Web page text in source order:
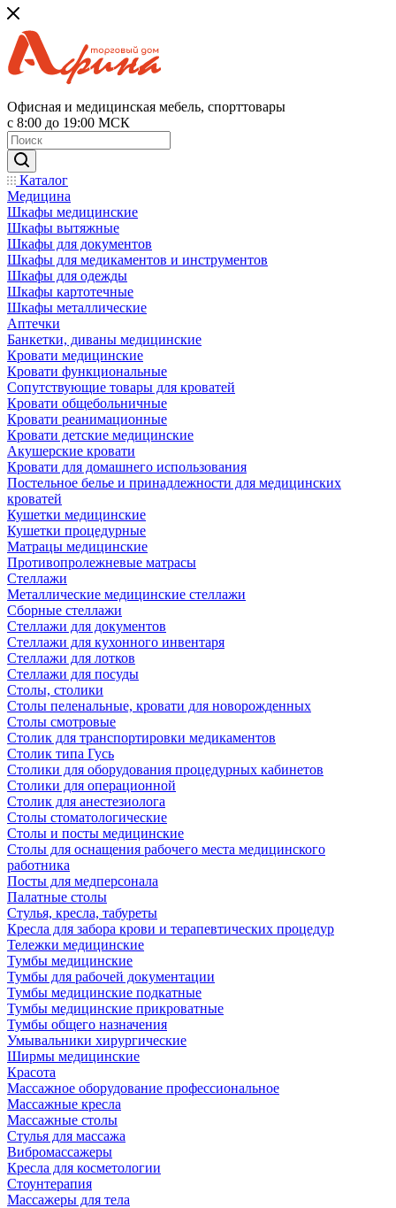
Офисная и медицинская мебель, спорттовары
с 8:00 до 19:00 МСК
Каталог
Медицина
Шкафы медицинские
Шкафы вытяжные
Шкафы для документов
Шкафы для медикаментов и инструментов
Шкафы для одежды
Шкафы картотечные
Шкафы металлические
Аптечки
Банкетки, диваны медицинские
Кровати медицинские
Кровати функциональные
Сопутствующие товары для кроватей
Кровати общебольничные
Кровати реанимационные
Кровати детские медицинские
Акушерские кровати
Кровати для домашнего использования
Постельное белье и принадлежности для медицинских
кроватей
Кушетки медицинские
Кушетки процедурные
Матрацы медицинские
Противопролежневые матрасы
Стеллажи
Металлические медицинские стеллажи
Сборные стеллажи
Стеллажи для документов
Стеллажи для кухонного инвентаря
Стеллажи для лотков
Стеллажи для посуды
Столы, столики
Столы пеленальные, кровати для новорожденных
Столы смотровые
Столик для транспортировки медикаментов
Столик типа Гусь
Столики для оборудования процедурных кабинетов
Столики для операционной
Столик для анестезиолога
Столы стоматологические
Столы и посты медицинские
Столы для оснащения рабочего места медицинского
работника
Посты для медперсонала
Палатные столы
Стулья, кресла, табуреты
Кресла для забора крови и терапевтических процедур
Тележки медицинские
Тумбы медицинские
Тумбы для рабочей документации
Тумбы медицинские подкатные
Тумбы медицинские прикроватные
Тумбы общего назначения
Умывальники хирургические
Ширмы медицинские
Красота
Массажное оборудование профессиональное
Массажные кресла
Массажные столы
Стулья для массажа
Вибромассажеры
Кресла для косметологии
Стоунтерапия
Массажеры для тела